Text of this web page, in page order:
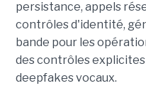
persistance, appels
contrôles d'identité,
bande pour les
des contrôles
deepfakes vocaux.